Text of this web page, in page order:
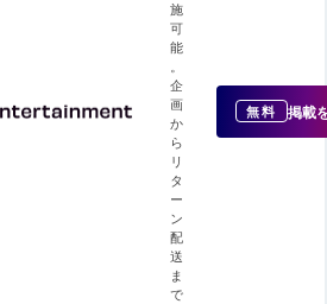
施
可
能
企
画
か
ら
リ
タ
ー
ン
配
送
ま
で
無料 掲載